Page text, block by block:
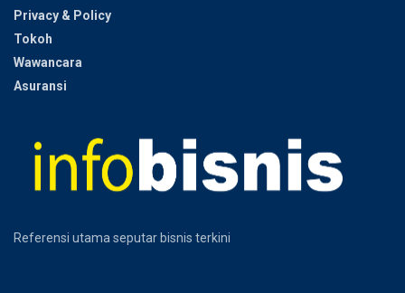
Privacy & Policy
Tokoh
Wawancara
Asuransi
Referensi utama seputar bisnis terkini